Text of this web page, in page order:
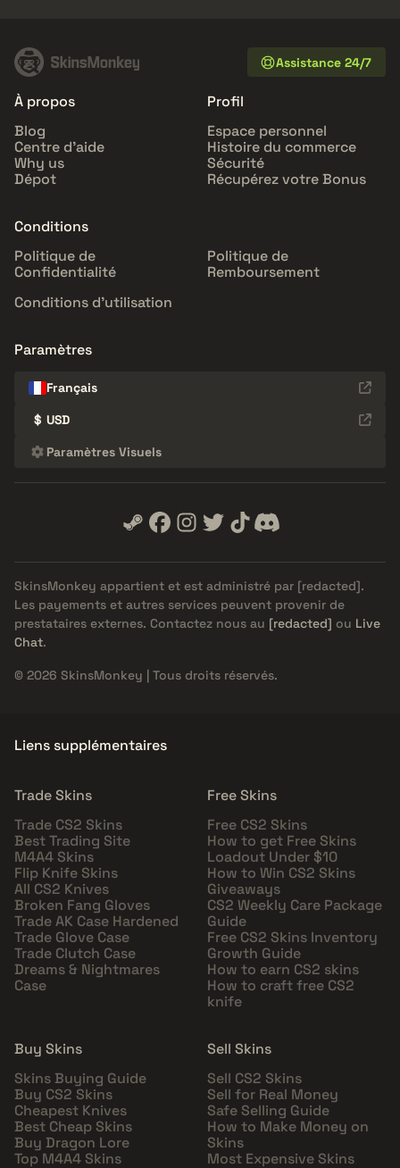
Assistance 24/7
À propos
Blog
Centre d'aide
Why us
Dépot
Profil
Espace personnel
Histoire du commerce
Sécurité
Récupérez votre Bonus
Conditions
Politique de
Confidentialité
Politique de
Remboursement
Conditions d'utilisation
Paramètres
Français
$ USD
Paramètres Visuels
SkinsMonkey appartient et est administré par [redacted].
Les payements et autres services peuvent provenir de
prestataires externes. Contactez nous au [redacted] ou Live
Chat.
© 2026 SkinsMonkey | Tous droits réservés.
Liens supplémentaires
Trade Skins
Trade CS2 Skins
Best Trading Site
M4A4 Skins
Flip Knife Skins
All CS2 Knives
Broken Fang Gloves
Trade AK Case Hardened
Trade Glove Case
Trade Clutch Case
Dreams & Nightmares
Case
Free Skins
Free CS2 Skins
How to get Free Skins
Loadout Under $10
How to Win CS2 Skins
Giveaways
CS2 Weekly Care Package
Guide
Free CS2 Skins Inventory
Growth Guide
How to earn CS2 skins
How to craft free CS2
knife
Buy Skins
Skins Buying Guide
Buy CS2 Skins
Cheapest Knives
Best Cheap Skins
Buy Dragon Lore
Top M4A4 Skins
Sell Skins
Sell CS2 Skins
Sell for Real Money
Safe Selling Guide
How to Make Money on
Skins
Most Expensive Skins